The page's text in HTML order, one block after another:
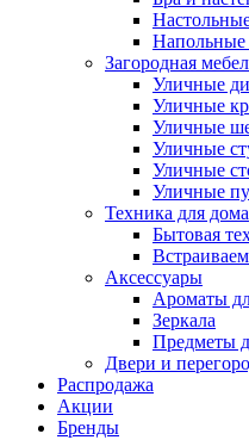
Напольные
Загородная
Уличные
Уличные
Уличные
Уличные
Уличные
Уличные
Техника для дома
Бытовая
Аксессуары
Ароматы
Зеркала
Предметы
Двери и
Распродажа
Акции
Бренды